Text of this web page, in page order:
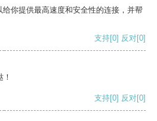
你提供最高速度和安全性的连接，并帮
支持[0] 反对[0]
支持[0] 反对[0]